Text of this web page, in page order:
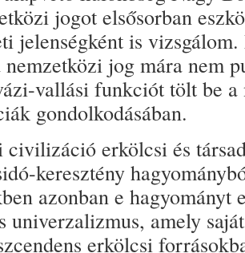
jogot elsősorban
jelenségként is
nemzetközi jog mára nem
vallási funkciót tölt be
gondolkodásában.
civilizáció erkölcsi és
keresztény
azonban e
univerzalizmus, amely
erkölcsi